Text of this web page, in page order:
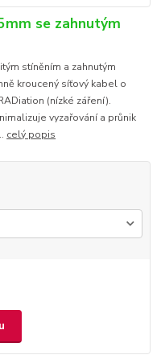
se zahnutým
stíněním a zahnutým
kroucený síťový kabel o
(nízké záření).
vyzařování a průnik
celý popis